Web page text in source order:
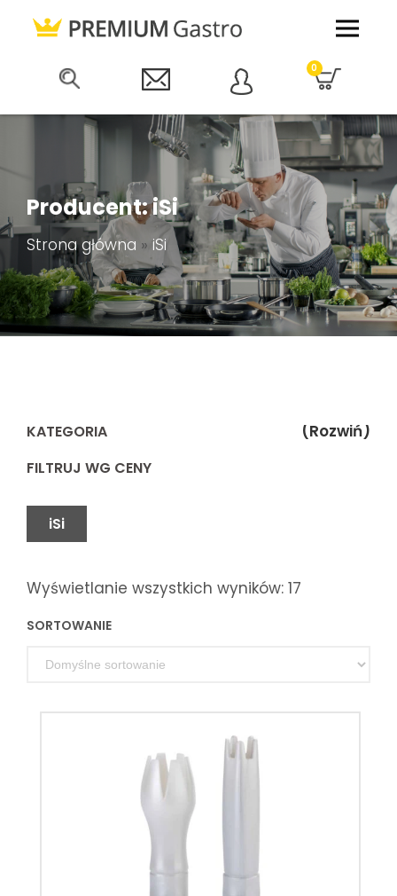
0
Producent: iSi
Strona główna » iSi
KATEGORIA (Rozwiń)
FILTRUJ WG CENY
iSi
Wyświetlanie wszystkich wyników: 17
SORTOWANIE